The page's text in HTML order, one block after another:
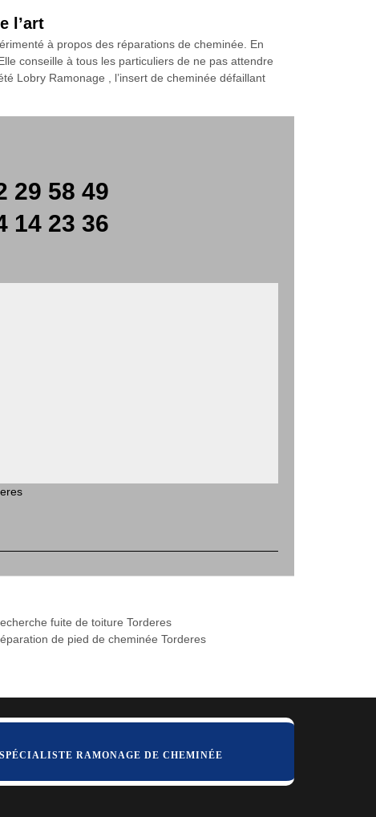
l’art
à propos des réparations de cheminée. En
conseille à tous les particuliers de ne pas attendre
Lobry Ramonage , l’insert de cheminée défaillant
29 58 49
14 23 36
fuite de toiture Torderes
de pied de cheminée Torderes
SPÉCIALISTE RAMONAGE DE CHEMINÉE